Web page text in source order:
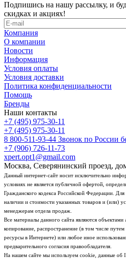
Подпишись на нашу рассылку, и
скидках и акциях!
Компания
О компании
Новости
Информация
Условия оплаты
Условия доставки
Политика конфиденциальности
Помощь
Бренды
Наши контакты
+7 (495) 975-30-11
+7 (495) 975-30-11
8 800-511-93-44 Звонок по России
+7 (906) 726-11-73
xpert.opt1@gmail.com
Москва, Северянинский проезд,
Данный интернет-сайт носит исключительно
условиях не является публичной офертой,
Гражданского кодекса Российской Федерации.
наличии и стоимости указанных товаров и (или)
менеджерам отдела продаж.
Все материалы данного сайта являются объектами
копирование, распространение (в том числе
ресурсы в Интернете) или любое иное
предварительного согласия правообладателя.
На нашем сайте мы используем cookie, данные об